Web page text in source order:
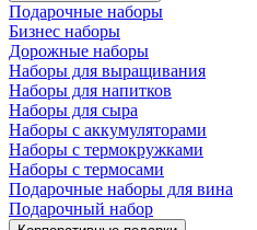
Подарочные наборы
Бизнес наборы
Дорожные наборы
Наборы для выращивания
Наборы для напитков
Наборы для сыра
Наборы с аккумуляторами
Наборы с термокружками
Наборы с термосами
Подарочные наборы для вина
Подарочный набор